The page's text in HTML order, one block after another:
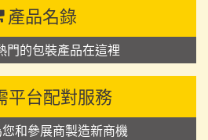
產品名錄
門的包裝產品在這裡
平台配對服務
和參展商製造新商機